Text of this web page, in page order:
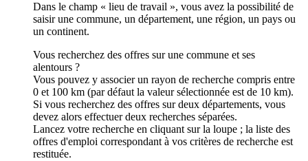
Dans le champ « lieu de travail », vous avez la possibilité de
saisir une commune, un département, une région, un pays ou
un continent.
Vous recherchez des offres sur une commune et ses
alentours ?
Vous pouvez y associer un rayon de recherche compris entre
0 et 100 km (par défaut la valeur sélectionnée est de 10 km).
Si vous recherchez des offres sur deux départements, vous
devez alors effectuer deux recherches séparées.
Lancez votre recherche en cliquant sur la loupe ; la liste des
offres d'emploi correspondant à vos critères de recherche est
restituée.